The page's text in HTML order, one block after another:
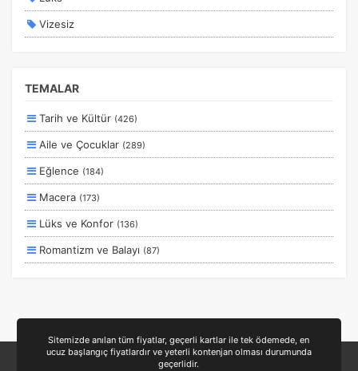
Vizesiz
Planlanan
Otobüs Ile
Uçak Ile
Ekstralar Dahil
TEMALAR
Tarih ve Kültür (426)
Aile ve Çocuklar (289)
Eğlence (184)
Macera (173)
Lüks ve Konfor (136)
Romantizm ve Balayı (87)
Yiyecek ve İçecek(24)
Sitemizde anılan tüm fiyatlar, geçerli kartlar ile tek ödemede, en
ucuz başlangıç fiyatlardır ve yeterli kontenjan olması durumunda
geçerlidir.